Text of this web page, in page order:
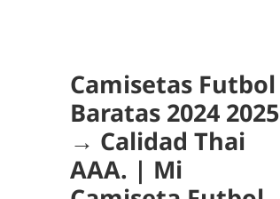
Camisetas Futbol
Baratas 2024 2025
→ Calidad Thai
AAA. | Mi